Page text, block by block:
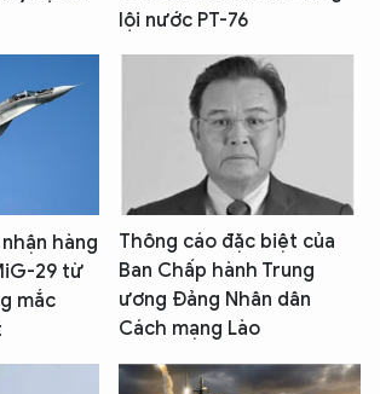
lội nước PT-76
hàng
29 từ
mắc
Thông cáo đặc biệt của
Ban Chấp hành Trung
ương Đảng Nhân dân
Cách mạng Lào